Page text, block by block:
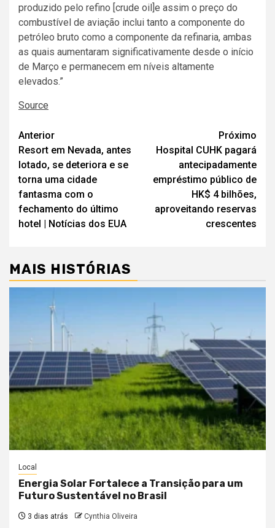
​​produzido pelo refino [crude oil]e assim o preço do
combustível de aviação inclui tanto a componente do
petróleo bruto como a componente da refinaria, ambas
as quais aumentaram significativamente desde o início
de Março e permanecem em níveis altamente
elevados.”
Source
Navegação
de
artigos
Anterior
Resort em Nevada, antes
lotado, se deteriora e se
torna uma cidade
fantasma com o
fechamento do último
hotel | Notícias dos EUA
Próximo
Hospital CUHK pagará
antecipadamente
empréstimo público de
HK$ 4 bilhões,
aproveitando reservas
crescentes
MAIS HISTÓRIAS
Local
Energia Solar Fortalece a Transição para um
Futuro Sustentável no Brasil
3 dias atrás Cynthia Oliveira